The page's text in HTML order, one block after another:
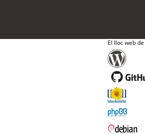
El lloc web